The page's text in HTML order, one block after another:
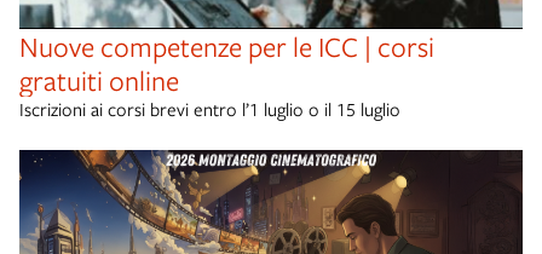
Nuove competenze per le ICC | corsi
gratuiti online
Iscrizioni ai corsi brevi entro l’1 luglio o il 15 luglio